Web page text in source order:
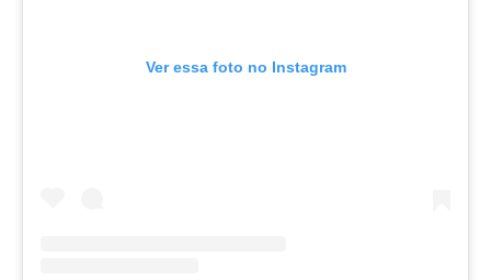
Ver essa foto no Instagram